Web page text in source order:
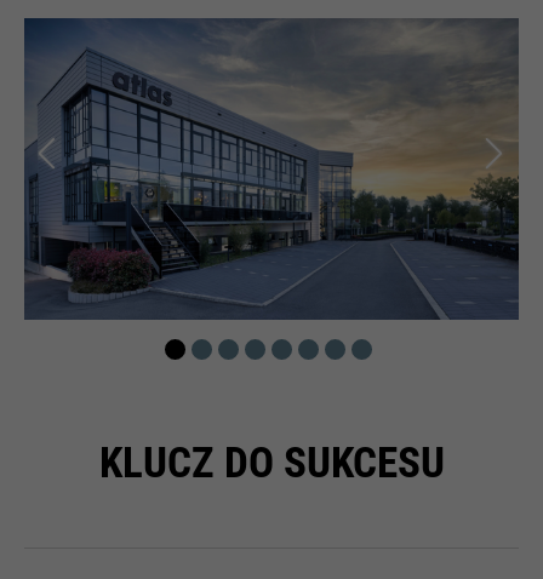
KLUCZ DO SUKCESU